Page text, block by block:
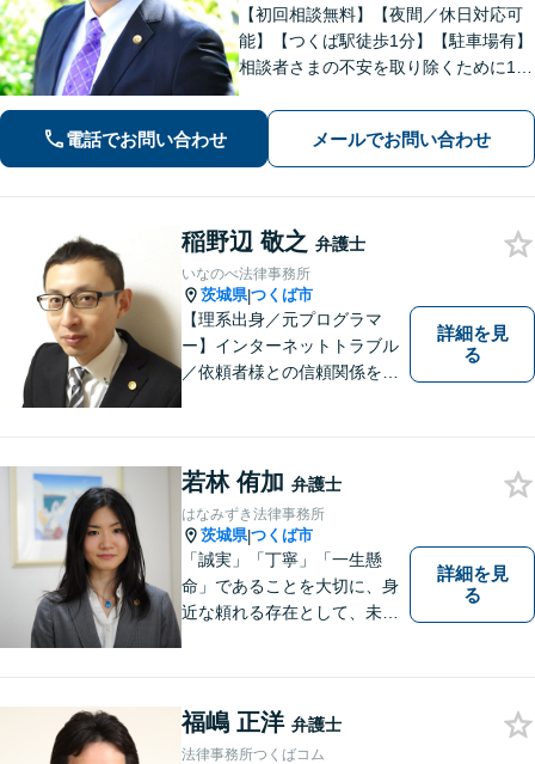
【初回相談無料】【夜間／休日対応可
能】【つくば駅徒歩1分】【駐車場有】
相談者さまの不安を取り除くために1件
談者さまに寄り添った解決方法を提案
することを心がけています。まずはお
気軽にお問い合わせください。
電話でお問い合わせ メールでお問い合わせ
稲野辺 敬之 弁護士
いなのべ法律事務所
茨城県|つくば市
【理系出身／元プログラマ
ー】インターネットトラブル
／依頼者様との信頼関係を第
詳細を見
る
若林 侑加 弁護士
はなみずき法律事務所
茨城県|つくば市
「誠実」「丁寧」「一生懸
命」であることを大切に、身
近な頼れる存在として、未来
詳細を見
る
福嶋 正洋 弁護士
法律事務所つくばコム